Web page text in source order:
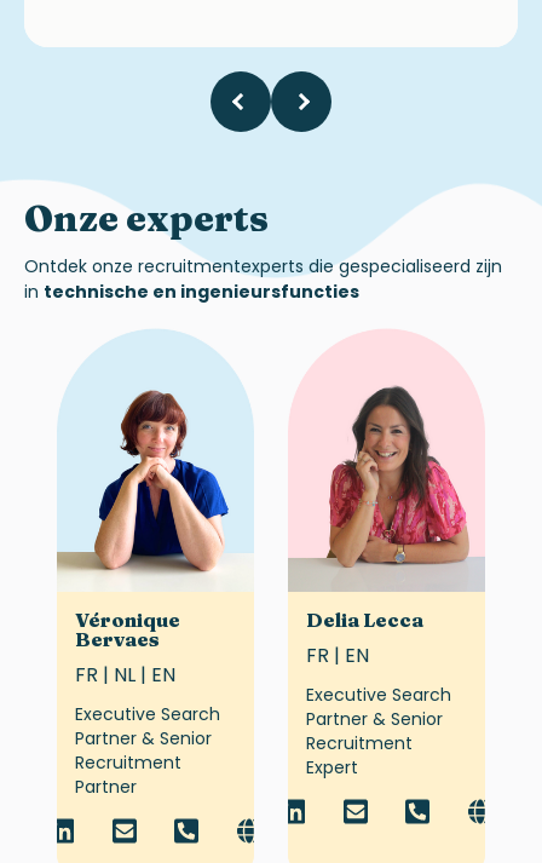
Onze experts
Ontdek onze recruitmentexperts die gespecialiseerd zijn
in technische en ingenieursfuncties
Véronique
Bervaes
FR | NL | EN
Executive Search
Partner & Senior
Recruitment
Partner
Delia Lecca
FR | EN
Executive Search
Partner & Senior
Recruitment
Expert